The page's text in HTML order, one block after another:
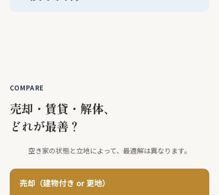
COMPARE
売却・賃貸・解体、
どれが最善？
空き家の状態と立地によって、最適解は異なります。
売却（建物付き or 更地）